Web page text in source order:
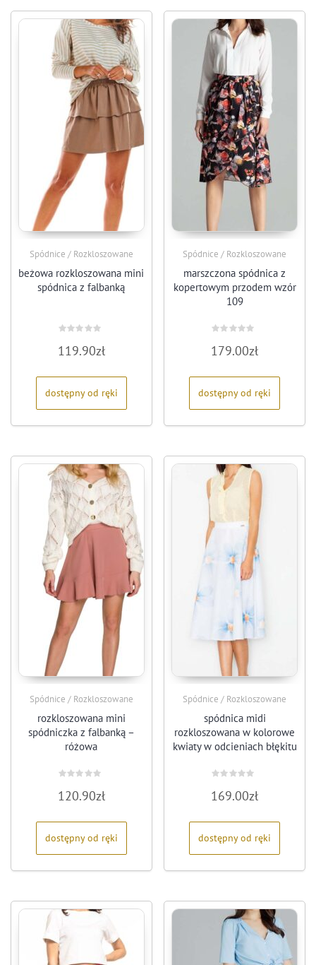
Spódnice / Rozkloszowane
beżowa rozkloszowana mini
spódnica z falbanką
0119.90zł
dostępny od ręki
Spódnice / Rozkloszowane
marszczona spódnica z
kopertowym przodem wzór
109
0
179.00zł
dostępny od ręki
Spódnice / Rozkloszowane
rozkloszowana mini
spódniczka z falbanką –
różowa
0120.90zł
dostępny od ręki
Spódnice / Rozkloszowane
spódnica midi
rozkloszowana w kolorowe
kwiaty w odcieniach błękitu
0
169.00zł
dostępny od ręki